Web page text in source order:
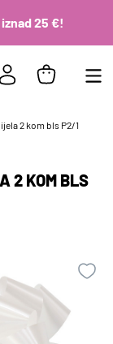
iznad 25 €!
2 kom bls P2/1
2 KOM BLS